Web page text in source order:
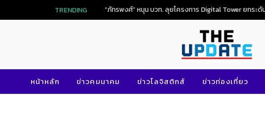
TRENDING
หน้าหลัก ข่าวคมนาคม ข่าวโลจิสติกส์ ข่าวท่องเที่ยว